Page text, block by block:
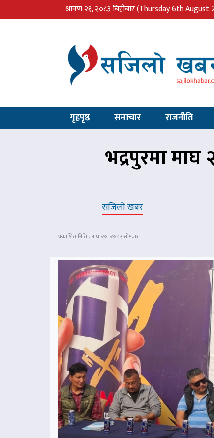
श्रावण २१, २०८३ बिहीबार(Thursday 6th August
गृहपृष्ठ समाचार राजनीति
भद्रपुरमा माघ
सजिलो खबर
प्रकाशित मिति : माघ २०, २०८२ सोमबार